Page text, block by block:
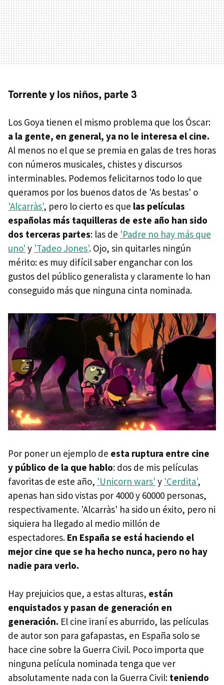
Torrente y los niños, parte 3
Los Goya tienen el mismo problema que los Óscar:
a la gente, en general, ya no le interesa el cine.
Al menos no el que se premia en galas de tres horas
con números musicales, chistes y discursos
interminables. Podemos felicitarnos todo lo que
queramos por los buenos datos de 'As bestas' o
'Alcarràs', pero lo cierto es que las películas
españolas más taquilleras de este año han sido
dos terceras partes: las de 'Padre no hay más que
uno' y 'Tadeo Jones'. Ojo, sin quitarles ningún
mérito: es muy difícil saber enganchar con los
gustos del público generalista y claramente lo han
conseguido más que ninguna cinta nominada.
Por poner un ejemplo de esta ruptura entre cine
y público de la que hablo: dos de mis películas
favoritas de este año, 'Unicorn wars' y 'Cerdita',
apenas han sido vistas por 4000 y 60000 personas,
respectivamente. 'Alcarràs' ha sido un éxito, pero ni
siquiera ha llegado al medio millón de
espectadores. En España se está haciendo el
mejor cine que se ha hecho nunca, pero no hay
nadie para verlo.
Hay prejuicios que, a estas alturas, están
enquistados y pasan de generación en
generación. El cine iraní es aburrido, las películas
de autor son para gafapastas, en España solo se
hace cine sobre la Guerra Civil. Poco importa que
ninguna película nominada tenga que ver
absolutamente nada con la Guerra Civil: teniendo